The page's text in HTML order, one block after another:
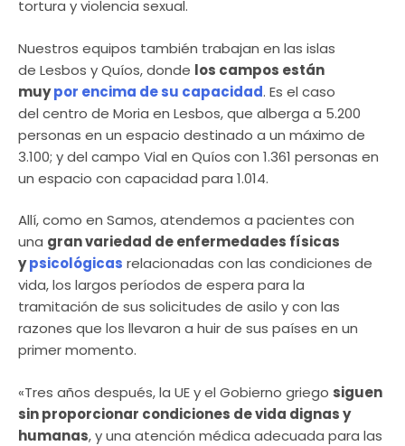
tortura y violencia sexual.
Nuestros equipos también trabajan en las islas
de Lesbos y Quíos, donde los campos están
muypor encima de su capacidad. Es el caso
del centro de Moria en Lesbos, que alberga a 5.200
personas en un espacio destinado a un máximo de
3.100; y del campo Vial en Quíos con 1.361 personas en
un espacio con capacidad para 1.014.
Allí, como en Samos, atendemos a pacientes con
una gran variedad de enfermedades físicas
ypsicológicas relacionadas con las condiciones de
vida, los largos períodos de espera para la
tramitación de sus solicitudes de asilo y con las
razones que los llevaron a huir de sus países en un
primer momento.
«Tres años después, la UE y el Gobierno griego siguen
sin proporcionar condiciones de vida dignas y
humanas, y una atención médica adecuada para las